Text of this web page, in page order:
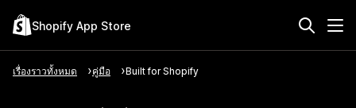
Shopify App Store
เรื่องราวทั้งหมด คู่มือ Built for Shopify